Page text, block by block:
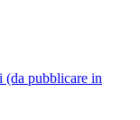
pubblicare in